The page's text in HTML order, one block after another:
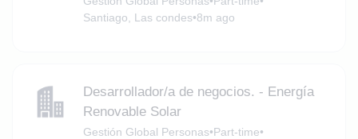
Santiago, Las condes•8m ago
Desarrollador/a de negocios. - Energía
Renovable Solar
Gestión Global Personas•Part-time•